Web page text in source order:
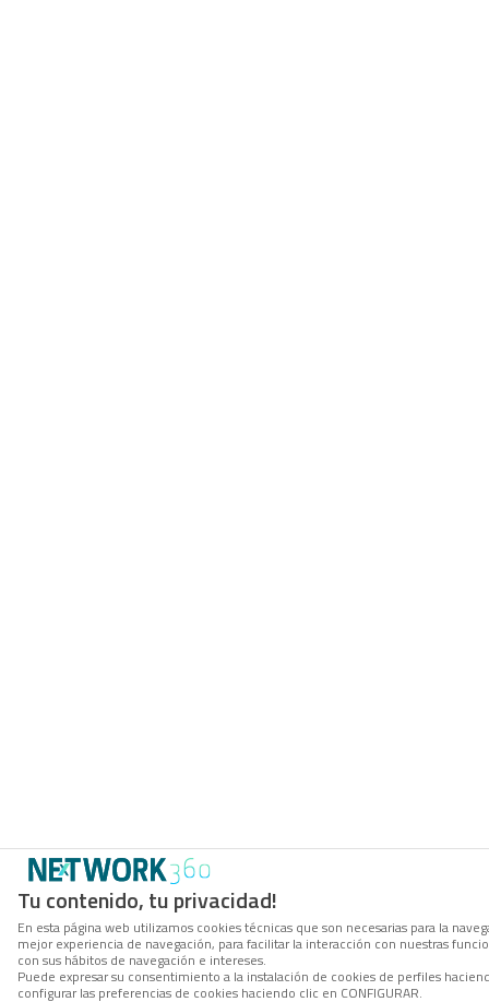
Tu contenido, tu privacidad!
En esta página web utilizamos cookies técnicas que son necesarias para la
mejor experiencia de navegación, para facilitar la interacción con nuestras
con sus hábitos de navegación e intereses.
Puede expresar su consentimiento a la instalación de cookies de perfiles
configurar las preferencias de cookies haciendo clic en CONFIGURAR.